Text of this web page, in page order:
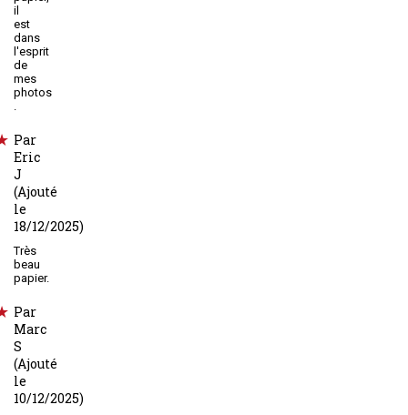
il
est
dans
l'esprit
de
mes
photos
.
Par
Eric
J
(Ajouté
le
18/12/2025)
Très
beau
papier.
Par
Marc
S
(Ajouté
le
10/12/2025)